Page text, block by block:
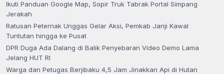
Ikuti Panduan Google Map, Sopir Truk Tabrak Portal Simpang
Jerakah
Ratusan Peternak Unggas Gelar Aksi, Pemkab Janji Kawal
Tuntutan hingga ke Pusat
DPR Duga Ada Dalang di Balik Penyebaran Video Demo Lama
Jelang HUT RI
Warga dan Petugas Berjibaku 4,5 Jam Jinakkan Api di Hutan